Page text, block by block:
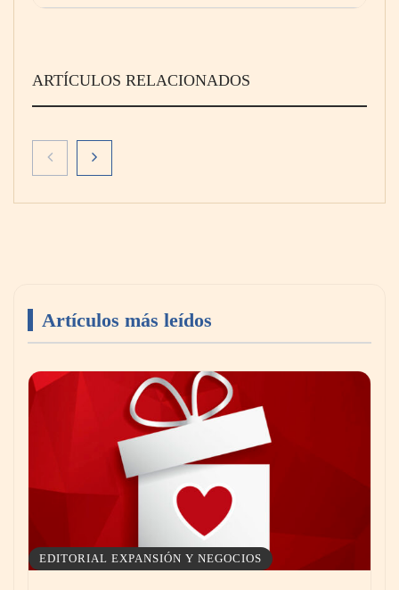
ARTÍCULOS RELACIONADOS
deportivos para gimnasios en México
Artículos más leídos
EDITORIAL EXPANSIÓN Y NEGOCIOS